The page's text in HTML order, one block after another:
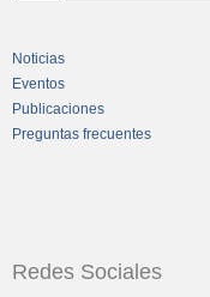
Noticias
Eventos
Publicaciones
Preguntas frecuentes
Redes Sociales